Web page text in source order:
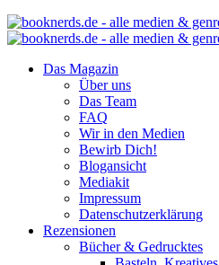
Das Magazin
Über uns
Das Team
FAQ
Wir in den Medien
Bewirb Dich!
Blogansicht
Mediakit
Impressum
Datenschutzerklärung
Rezensionen
Bücher & Gedrucktes